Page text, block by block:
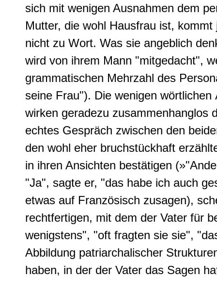
sich mit wenigen Ausnahmen dem
Mutter, die wohl Hausfrau ist,
nicht zu Wort. Was sie angeblich
wird von ihrem Mann "mitgedacht",
grammatischen Mehrzahl des
seine Frau"). Die wenigen
wirken geradezu zusammenhanglos
echtes Gespräch zwischen den
den wohl eher bruchstückhaft
in ihren Ansichten bestätigen
"Ja", sagte er, "das habe ich auch
etwas auf Französisch zusagen),
rechtfertigen, mit dem der Vater für
wenigstens", "oft fragten sie sie",
Abbildung patriarchalischer
haben, in der der Vater das Sagen